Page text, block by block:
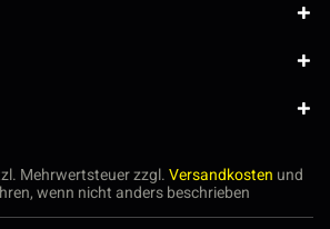
Mehrwertsteuer zzgl.Versandkosten und
wenn nicht anders beschrieben